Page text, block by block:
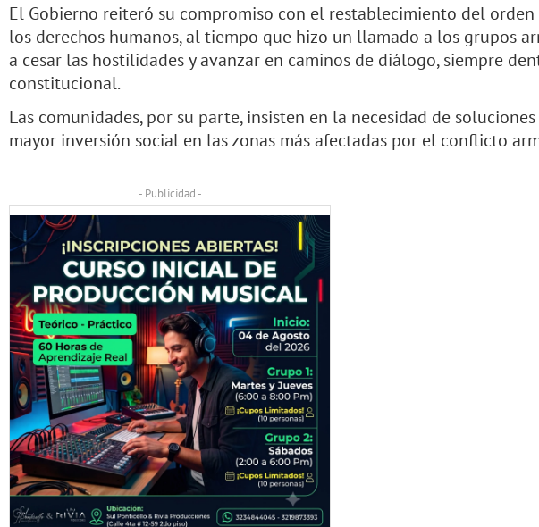
El Gobierno reiteró su compromiso con el restablecimiento del
los derechos humanos, al tiempo que hizo un llamado a los grupos
a cesar las hostilidades y avanzar en caminos de diálogo, siempre
constitucional.
Las comunidades, por su parte, insisten en la necesidad de
mayor inversión social en las zonas más afectadas por el conflicto
- Publicidad -